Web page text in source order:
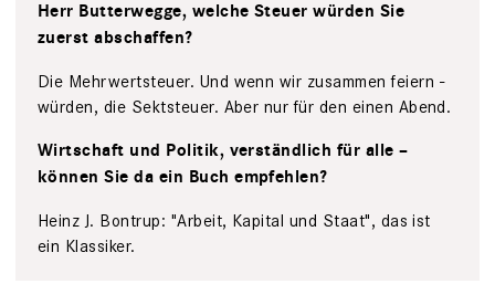
Herr Butterwegge, welche Steuer ­würden Sie
zuerst abschaffen?
Die Mehrwertsteuer. Und wenn wir zu­sammen feiern ­
würden, die Sekt­steuer. Aber nur für den einen Abend.
Wirtschaft und Politik, verständlich für alle –
können Sie da ein Buch empfehlen?
Heinz J. Bontrup: "Arbeit, Kapital und Staat", das ist
ein Klassiker.